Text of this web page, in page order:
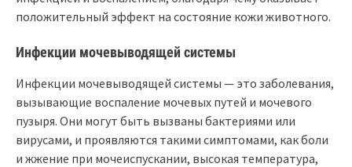
положительный эффект на состояние кожи животного.
Инфекции мочевыводящей системы
Инфекции мочевыводящей системы — это заболевания,
вызывающие воспаление мочевых путей и мочевого
пузыря. Они могут быть вызваны бактериями или
вирусами, и проявляются такими симптомами, как боли
и жжение при мочеиспускании, высокая температура,